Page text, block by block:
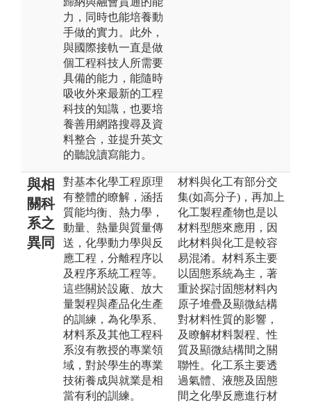
力，同時也能培養動
手做的實力。此外，
與國際接軌一直是做
個工程科技人所需要
具備的能力，能隨時
吸收外來最新的工程
科技的知識，也要培
養善用網路搜尋及資
料整合，並提升英文
的聽說讀寫能力。
與相
關科
系之
異同
對基本化學工程原理
有整體的瞭解，涵括
質能均衡、熱力學，
動量、熱量與質量傳
送，化學動力學與反
應工程，分離程序以
及程序系統工程等。
這些關於設廠、放大
量製程與產品化生產
的訓練，為化學系、
材料系及其他工程科
系沒有教授的專業領
域，對於學生的專業
技術養成與就業是相
當有利的訓練。
材料與化工有部分交
集(如高分子)，再加上
化工製程產物也是以
材料型態來應用，因
此材料與化工是較容
易混淆。材料系主要
以固態系統為主，著
重於探討固態材料內
原子堆疊及顯微結構
對材料性質的影響，
及瞭解材料製程、性
質及顯微結構間之關
聯性。化工系主要透
過氣體、液態及固態
間之化學反應進行材